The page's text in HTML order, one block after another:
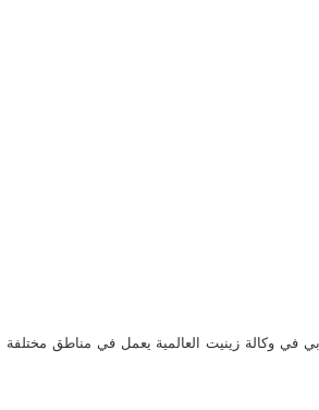
في وكالة زينيت العالمية يعمل في مناطق